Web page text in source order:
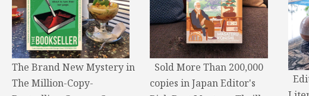
The Brand New Mystery in
The Million-Copy-
Sold More Than 200,000
copies in Japan Editor's